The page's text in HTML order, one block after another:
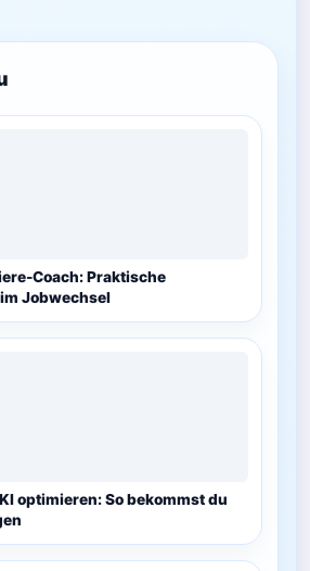
Coach: Praktische
Jobwechsel
optimieren: So bekommst du